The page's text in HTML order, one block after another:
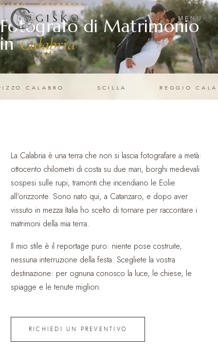
GISKO MENU
GISKO · CALABRIA
Fotografo di Matrimonio
inCalabria
CALABRO · SCILLA · REGGIO
La Calabria è una terra che non si lascia fotografare a metà:
ottocento chilometri di costa su due mari, borghi medievali
sospesi sulle rupi, tramonti che incendiano le Eolie
all'orizzonte. Sono nato qui, a Catanzaro, e dopo aver
vissuto in mezza Italia ho scelto di tornare per raccontare i
matrimoni della mia terra.
Il mio stile è il reportage puro: niente pose costruite,
nessuna interruzione della festa. Scegliete la vostra
destinazione: per ognuna conosco la luce, le chiese, le
spiagge e le tenute migliori.
RICHIEDI UN PREVENTIVO